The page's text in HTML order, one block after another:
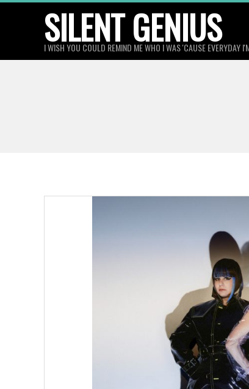
SILENT GENIUS
I WISH YOU COULD REMIND ME WHO I WAS 'CAUSE EVERYDAY